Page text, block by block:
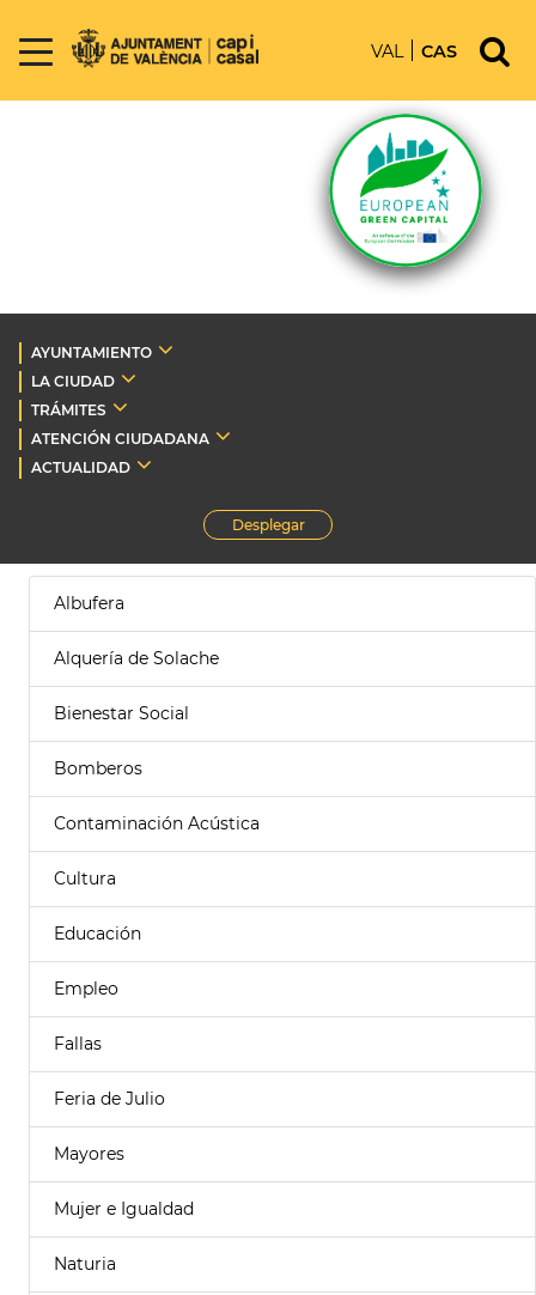
VAL CAS
AYUNTAMIENTO
LA CIUDAD
TRÁMITES
ATENCIÓN CIUDADANA
ACTUALIDAD
Desplegar
Albufera
Alquería de Solache
Bienestar Social
Bomberos
Contaminación Acústica
Cultura
Educación
Empleo
Fallas
Feria de Julio
Mayores
Mujer e Igualdad
Naturia